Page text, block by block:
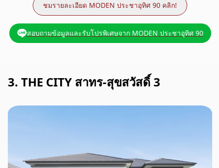
ชมรายละเอียด MODEN ประชาอุทิศ 90 คลิก!
สอบถามข้อมูลและรับโปรพิเศษจาก MODEN ประชาอุทิศ 90
3. THE CITY สาทร-สุขสวัสดิ์ 3